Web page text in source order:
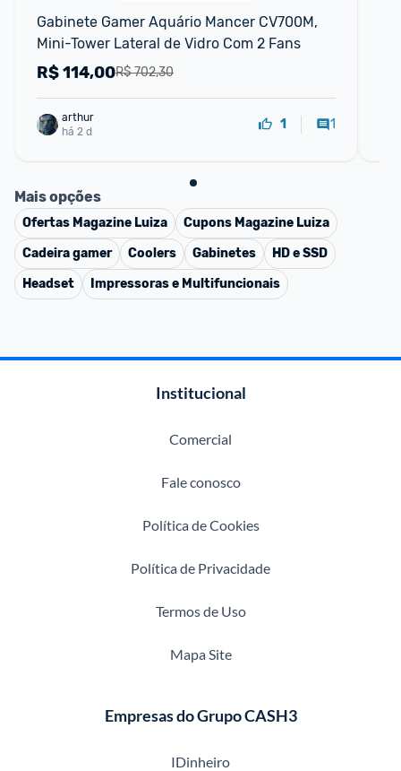
Gabinete Gamer Aquário Mancer CV700M,
Mini-Tower Lateral de Vidro Com 2 Fans
R$ 702,30
R$114,00
arthur
há 2 d
1 1
Mais opções
Ofertas Magazine Luiza Cupons Magazine Luiza
Cadeira gamer
Coolers Gabinetes
HD e SSD
Headset
Impressoras e Multifuncionais
Institucional
Comercial
Fale conosco
Política de Cookies
Política de Privacidade
Termos de Uso
Mapa Site
Empresas do Grupo CASH3
IDinheiro